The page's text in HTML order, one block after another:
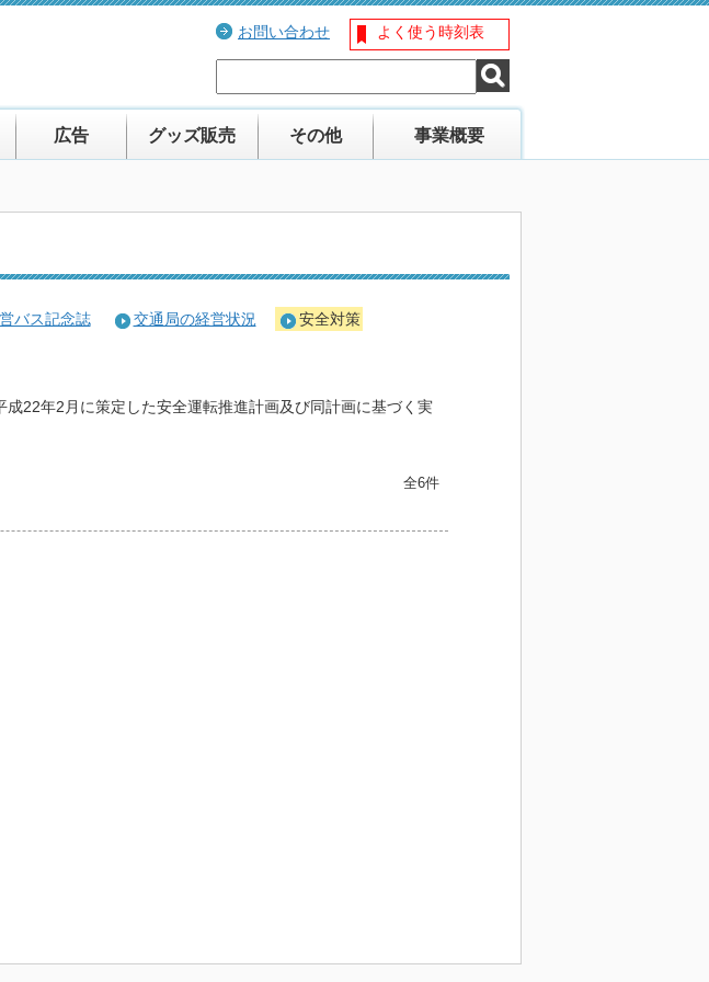
お問い合わせ よく使う時刻表
広告 グッズ販売 その他 事業概要
バス記念誌 交通局の経営状況
安全対策
22年2月に策定した安全運転推進計画及び同計画に基づく実
全6件